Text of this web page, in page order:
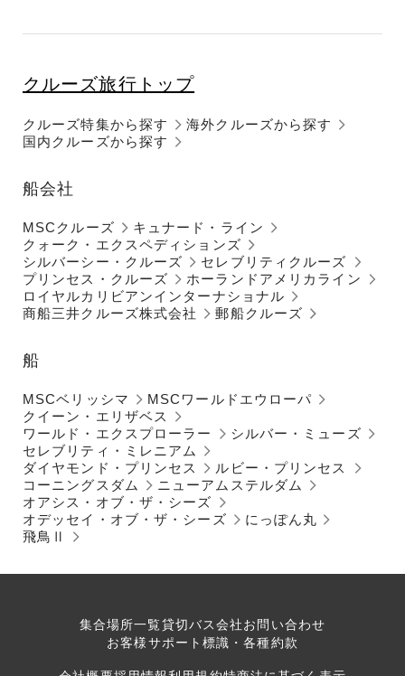
クルーズ旅行トップ
クルーズ特集から探す
国内クルーズから探す
海外クルーズから探す
船会社
MSCクルーズ
キュナード・ライン
クォーク・エクスペディションズ
シルバーシー・クルーズ
セレブリティクルーズ
プリンセス・クルーズ
ホーランドアメリカライン
ロイヤルカリビアンインターナショナル
商船三井クルーズ株式会社
郵船クルーズ
船
MSCベリッシマ
MSCワールドエウローパ
クイーン・エリザベス
ワールド・エクスプローラー
シルバー・ミューズ
セレブリティ・ミレニアム
ダイヤモンド・プリンセス
ルビー・プリンセス
コーニングスダム
ニューアムステルダム
オアシス・オブ・ザ・シーズ
オデッセイ・オブ・ザ・シーズ
にっぽん丸
飛鳥Ⅱ
集合場所一覧貸切バス会社お問い合わせ
お客様サポート 標識・各種約款